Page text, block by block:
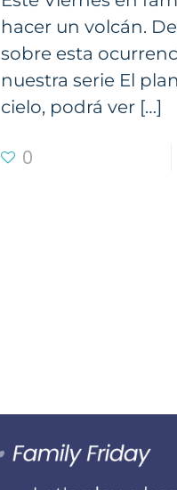
hacer un volcán.
sobre esta
nuestra serie El
cielo, podrá ver […]
0